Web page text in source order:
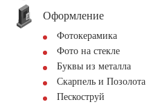
Оформление
Фотокерамика
Фото на стекле
Буквы из металла
Скарпель и Позолота
Пескоструй